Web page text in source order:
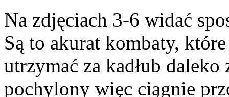
Na zdjęciach 3-6 widać
Są to akurat kombaty,
utrzymać za kadłub
pochylony więc ciągnie